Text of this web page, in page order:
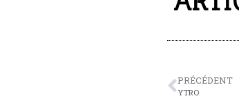
PRÉCÉDENT
YTRO